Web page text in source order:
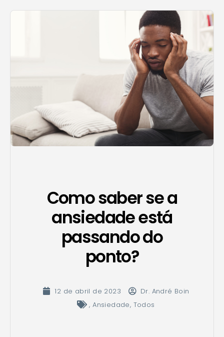
Como saber se a
ansiedade está
passando do
ponto?
12 de abril de 2023
Dr. André Boin
, Ansiedade, Todos